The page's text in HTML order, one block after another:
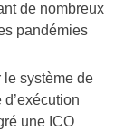
de nombreux
pandémies
système de
une ICO